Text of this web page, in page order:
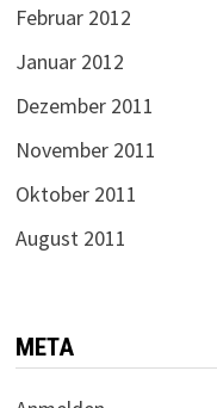
Februar 2012
Januar 2012
Dezember 2011
November 2011
Oktober 2011
August 2011
META